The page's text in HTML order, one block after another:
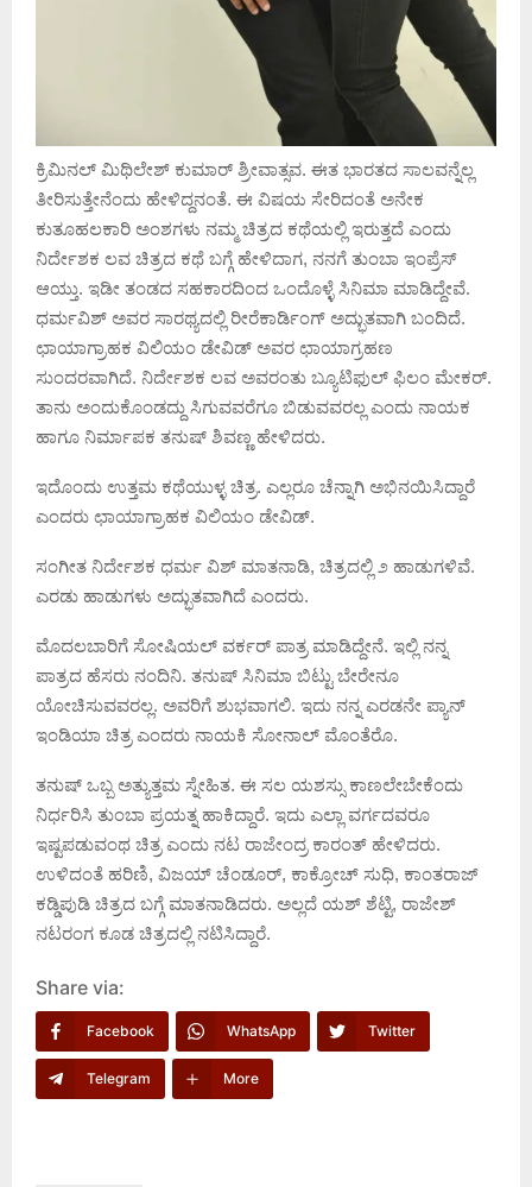
ಕ್ರಿಮಿನಲ್ ಮಿಥಿಲೇಶ್ ಕುಮಾರ್ ಶ್ರೀವಾತ್ಸವ. ಈತ ಭಾರತದ ಸಾಲವನ್ನೆಲ್ಲ
ತೀರಿಸುತ್ತೇನೆಂದು ಹೇಳಿದ್ದನಂತೆ. ಈ ವಿಷಯ ಸೇರಿದಂತೆ ಅನೇಕ
ಕುತೂಹಲಕಾರಿ ಅಂಶಗಳು ನಮ್ಮ ಚಿತ್ರದ ಕಥೆಯಲ್ಲಿ ಇರುತ್ತದೆ ಎಂದು
ನಿರ್ದೇಶಕ ಲವ ಚಿತ್ರದ ಕಥೆ ಬಗ್ಗೆ ಹೇಳಿದಾಗ, ನನಗೆ ತುಂಬಾ ಇಂಪ್ರೆಸ್
ಆಯ್ತು. ಇಡೀ ತಂಡದ ಸಹಕಾರದಿಂದ ಒಂದೊಳ್ಳೆ ಸಿನಿಮಾ ಮಾಡಿದ್ದೇವೆ.
ಧರ್ಮವಿಶ್ ಅವರ ಸಾರಥ್ಯದಲ್ಲಿ ರೀರೆಕಾರ್ಡಿಂಗ್ ಅದ್ಭುತವಾಗಿ ಬಂದಿದೆ.
ಛಾಯಾಗ್ರಾಹಕ ವಿಲಿಯಂ ಡೇವಿಡ್ ಅವರ ಛಾಯಾಗ್ರಹಣ
ಸುಂದರವಾಗಿದೆ. ನಿರ್ದೇಶಕ ಲವ ಅವರಂತು ಬ್ಯೂಟಿಫುಲ್‌ ಫಿಲಂ ಮೇಕರ್.
ತಾನು ಅಂದುಕೊಂಡದ್ದು ಸಿಗುವವರೆಗೂ ಬಿಡುವವರಲ್ಲ ಎಂದು ನಾಯಕ
ಹಾಗೂ ನಿರ್ಮಾಪಕ ತನುಷ್ ಶಿವಣ್ಣ ಹೇಳಿದರು.
ಇದೊಂದು ಉತ್ತಮ ಕಥೆಯುಳ್ಳ ಚಿತ್ರ. ಎಲ್ಲರೂ ಚೆನ್ನಾಗಿ ಅಭಿನಯಿಸಿದ್ದಾರೆ
ಎಂದರು ಛಾಯಾಗ್ರಾಹಕ ವಿಲಿಯಂ ಡೇವಿಡ್‌.
ಸಂಗೀತ ನಿರ್ದೇಶಕ ಧರ್ಮ ವಿಶ್ ಮಾತನಾಡಿ, ಚಿತ್ರದಲ್ಲಿ ೨ ಹಾಡುಗಳಿವೆ.
ಎರಡು ಹಾಡುಗಳು ಅದ್ಭುತವಾಗಿದೆ‌‌‌ ಎಂದರು.
ಮೊದಲಬಾರಿಗೆ ಸೋಷಿಯಲ್ ವರ್ಕರ್ ಪಾತ್ರ ಮಾಡಿದ್ದೇನೆ. ಇಲ್ಲಿ ನನ್ನ
ಪಾತ್ರದ ಹೆಸರು ನಂದಿನಿ. ತನುಷ್ ಸಿನಿಮಾ ಬಿಟ್ಟು ಬೇರೇನೂ
ಯೋಚಿಸುವವರಲ್ಲ. ಅವರಿಗೆ ಶುಭವಾಗಲಿ. ಇದು ನನ್ನ ಎರಡನೇ ಪ್ಯಾನ್
ಇಂಡಿಯಾ ಚಿತ್ರ ಎಂದರು ನಾಯಕಿ ಸೋನಾಲ್ ಮೊಂತೆರೊ.
ತನುಷ್ ಒಬ್ಬ ಅತ್ಯುತ್ತಮ ಸ್ನೇಹಿತ. ಈ ಸಲ ಯಶಸ್ಸು ಕಾಣಲೇಬೇಕೆಂದು
ನಿರ್ಧರಿಸಿ ತುಂಬಾ ಪ್ರಯತ್ನ ಹಾಕಿದ್ದಾರೆ. ಇದು ಎಲ್ಲಾ ವರ್ಗದವರೂ
ಇಷ್ಟಪಡುವಂಥ ಚಿತ್ರ ಎಂದು ನಟ ರಾಜೇಂದ್ರ ಕಾರಂತ್ ಹೇಳಿದರು.
ಉಳಿದಂತೆ ಹರಿಣಿ, ವಿಜಯ್ ಚೆಂಡೂರ್, ಕಾಕ್ರೋಚ್ ಸುಧಿ, ಕಾಂತರಾಜ್
ಕಡ್ಡಿಪುಡಿ ಚಿತ್ರದ ಬಗ್ಗೆ ಮಾತನಾಡಿದರು. ಅಲ್ಲದೆ ಯಶ್ ಶೆಟ್ಟಿ, ರಾಜೇಶ್
ನಟರಂಗ ಕೂಡ ಚಿತ್ರದಲ್ಲಿ ನಟಿಸಿದ್ದಾರೆ.
Share via:
Facebook WhatsApp Twitter
Telegram More